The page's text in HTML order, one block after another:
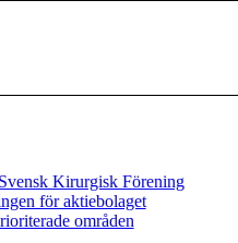
Kirurgisk Förening
för aktiebolaget
områden